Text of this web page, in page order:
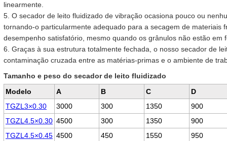
linearmente.
5. O secador de leito fluidizado de vibração ocasiona pouco ou
tornando-o particularmente adequado para a secagem de materiais
desempenho satisfatório, mesmo quando os grânulos não estão em
6. Graças à sua estrutura totalmente fechada, o nosso secador de
contaminação cruzada entre as matérias-primas e o ambiente de
Tamanho e peso do secador de leito fluidizado
Modelo
A B C
D
TGZL3×0.30
3000 300 1350
900
TGZL4.5×0.30 4500 300 1350
900
TGZL4.5×0.45 4500 450 1550
950